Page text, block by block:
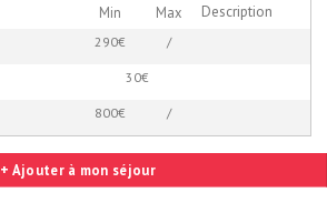
Min Max Description
290€ /
30€
800€ /
+ Ajouter à mon séjour